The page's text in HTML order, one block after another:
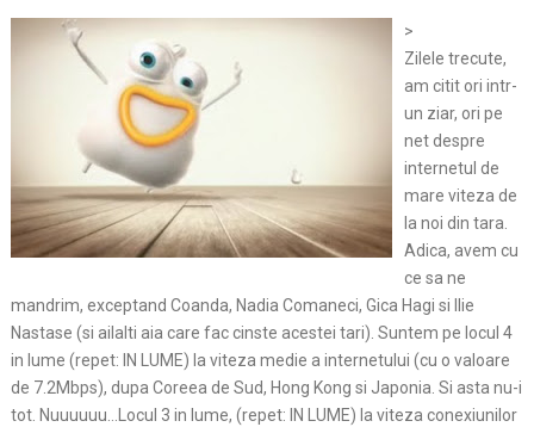
>
Zilele trecute,
am citit ori intr-
un ziar, ori pe
net despre
internetul de
mare viteza de
la noi din tara.
Adica, avem cu
ce sa ne
mandrim, exceptand Coanda, Nadia Comaneci, Gica Hagi si Ilie
Nastase (si ailalti aia care fac cinste acestei tari). Suntem pe locul 4
in lume (repet: IN LUME) la viteza medie a internetului (cu o valoare
de 7.2Mbps), dupa Coreea de Sud, Hong Kong si Japonia. Si asta nu-i
tot. Nuuuuuu…Locul 3 in lume, (repet: IN LUME) la viteza conexiunilor